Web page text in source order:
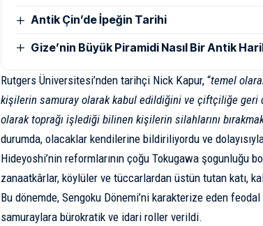
Antik Çin’de İpeğin Tarihi
Gize’nin Büyük Piramidi Nasıl Bir Antik
Rutgers Üniversitesi’nden tarihçi Nick Kapur, “temel
kişilerin samuray olarak kabul edildiğini ve çiftçiliğe geri
olarak toprağı işlediği bilinen kişilerin silahlarını
durumda, olacaklar kendilerine bildiriliyordu ve
Hideyoshi’nin reformlarının çoğu Tokugawa şogunluğu
zanaatkârlar, köylüler ve tüccarlardan üstün tutan katı,
Bu dönemde, Sengoku Dönemi’ni karakterize eden
samuraylara bürokratik ve idari roller verildi.